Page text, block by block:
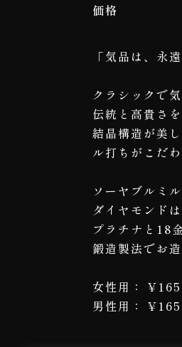
価格
「気品は、永
クラシックで
伝統と高貴さ
結晶構造が美
ル打ちがこだわ
ソーヤブル
ダイヤモンド
プラチナと18
鍛造製法でお
女性用：
男性用：